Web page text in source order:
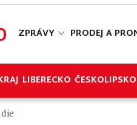
ZPRÁVY PRODEJ A
LIBERECKO ČESKOLIPSKO